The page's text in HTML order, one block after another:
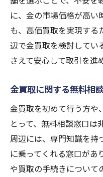
に、金の市場価格が高い
も、高価買取を実現する
辺で金買取を検討してい
さえて安心して取引を進
金買取に関する無料相
金買取を初めて行う方や
とって、無料相談窓口は
周辺には、専門知識を持
に乗ってくれる窓口があ
や買取の手続きについて